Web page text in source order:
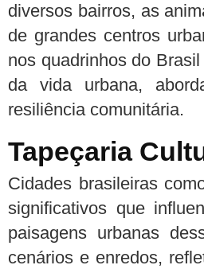
diversos bairros, as
de grandes centros
nos quadrinhos do
da vida urbana,
resiliência comunitária.
Tapeçaria
Cidades brasileiras
significativos que
paisagens urbanas
cenários e enredos,